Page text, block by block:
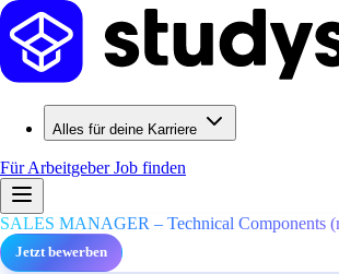
Alles für deine Karriere
Für ArbeitgeberJob finden
SALES MANAGER – Technical Components
Jetzt bewerben